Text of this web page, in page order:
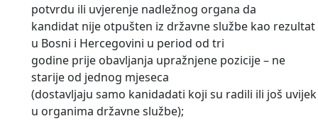
potvrdu ili uvjerenje nadležnog organa da
kandidat nije otpušten iz državne službe kao
u Bosni i Hercegovini u period od tri
godine prije obavljanja upražnjene pozicije – ne
starije od jednog mjeseca
(dostavljaju samo kanidadati koji su radili ili još
u organima državne službe);